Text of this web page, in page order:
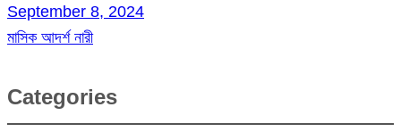
September 8, 2024
মাসিক আদর্শ নারী
Categories